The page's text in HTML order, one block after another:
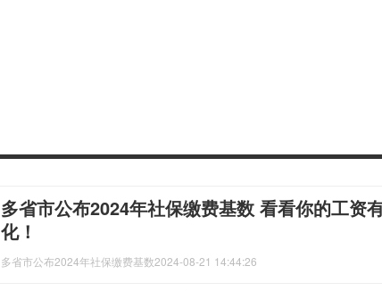
多省市公布2024年社保缴费基数 看看你的工资
化！
多省市公布2024年社保缴费基数2024-08-21 14:44:26